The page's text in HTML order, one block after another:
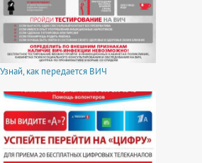
Узнай, как передается ВИЧ